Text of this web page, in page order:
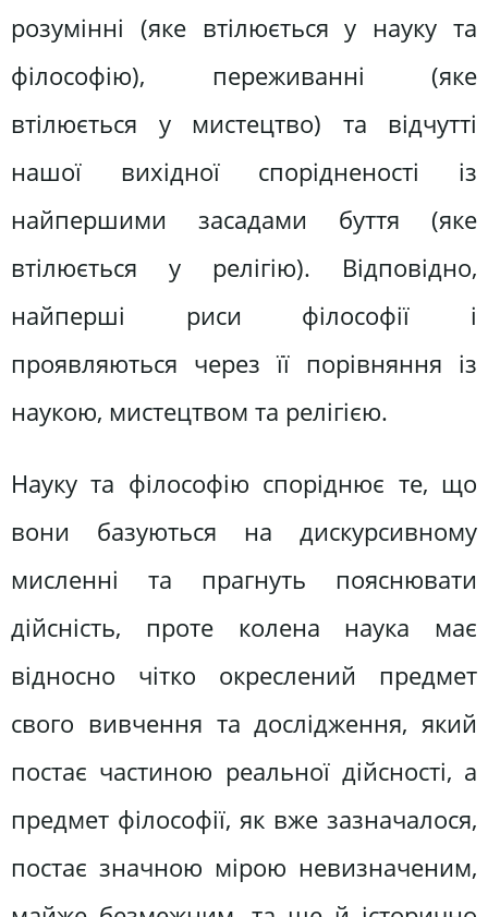
розумінні (яке втілюється у науку та
філософію), переживанні (яке
втілюється у мистецтво) та відчутті
нашої вихідної спорідненості із
найпершими засадами буття (яке
втілюється у релігію). Відповідно,
найперші риси філософії і
проявляються через її порівняння із
наукою, мистецтвом та релігією.
Науку та філософію споріднює те, що
вони базуються на дискурсивному
мисленні та прагнуть пояснювати
дійсність, проте колена наука має
відносно чітко окреслений предмет
свого вивчення та дослідження, який
постає частиною реальної дійсності, а
предмет філософії, як вже зазначалося,
постає значною мірою невизначеним,